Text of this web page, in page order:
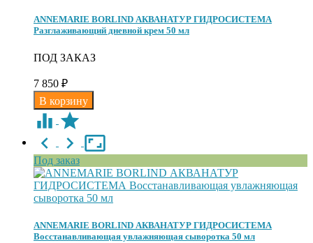
ANNEMARIE BORLIND АКВАНАТУР ГИДРОСИСТЕМА
Разглаживающий дневной крем 50 мл
ПОД ЗАКАЗ
7 850 ₽
Под заказ
ANNEMARIE BORLIND АКВАНАТУР ГИДРОСИСТЕМА
Восстанавливающая увлажняющая сыворотка 50 мл